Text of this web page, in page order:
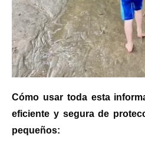
Cómo usar toda esta
eficiente y segura de
pequeños: